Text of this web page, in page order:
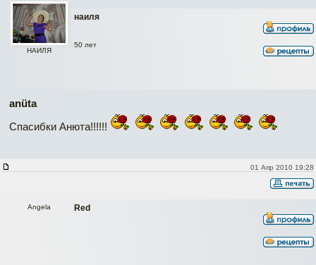
наиля
НАИЛЯ
50 лет
anüta
Спасибки Анюта!!!!!!
01 Апр 2010 19:28
Red
Angela